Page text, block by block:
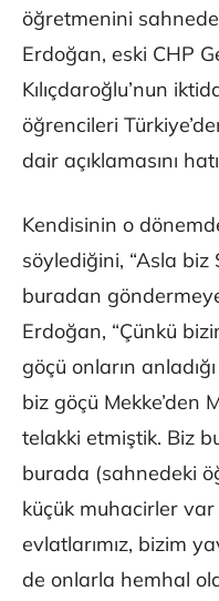
öğretmenini
Erdoğan, eski CHP
Kılıçdaroğlu’nun
öğrencileri
dair açıklamasını
Kendisinin o
söylediğini, “Asla biz
buradan
Erdoğan, “Çünkü
göçü onların
biz göçü Mekke’den
telakki etmiştik. Biz
burada (sahnedeki
küçük muhacirler
evlatlarımız, bizim
de onlarla hemhal